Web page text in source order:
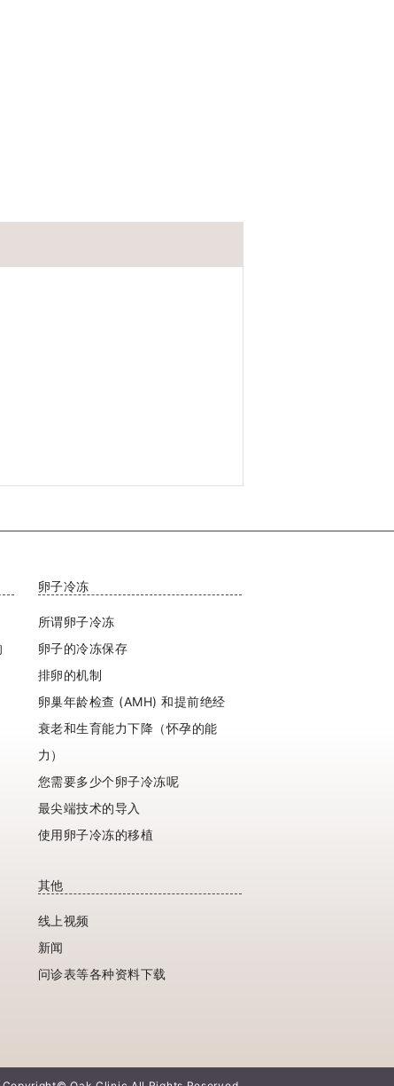
卵子冷冻
所谓卵子冷冻
卵子的冷冻保存
排卵的机制
卵巢年龄检查 (AMH) 和提前绝经
衰老和生育能力下降（怀孕的能
力）
您需要多少个卵子冷冻呢
最尖端技术的导入
使用卵子冷冻的移植
其他
线上视频
新闻
问诊表等各种资料下载